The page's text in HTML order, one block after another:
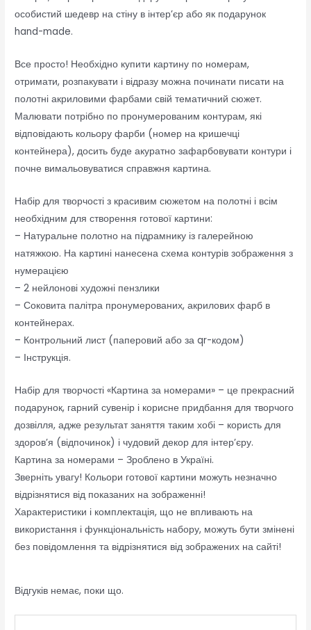
особистий шедевр на стіну в інтер’єр або як подарунок
hand-made.
Все просто! Необхідно купити картину по номерам,
отримати, розпакувати і відразу можна починати писати на
полотні акриловими фарбами свій тематичний сюжет.
Малювати потрібно по пронумерованим контурам, які
відповідають кольору фарби (номер на кришечці
контейнера), досить буде акуратно зафарбовувати контури і
почне вимальовуватися справжня картина.
Набір для творчості з красивим сюжетом на полотні і всім
необхідним для створення готової картини:
– Натуральне полотно на підрамнику із галерейною
натяжкою. На картині нанесена схема контурів зображення з
нумерацією
– 2 нейлонові художні пензлики
– Соковита палітра пронумерованих, акрилових фарб в
контейнерах.
– Контрольний лист (паперовий або за qr-кодом)
– Інструкція.
Набір для творчості «Картина за номерами» – це прекрасний
подарунок, гарний сувенір і корисне придбання для творчого
дозвілля, адже результат заняття таким хобі – користь для
здоров’я (відпочинок) і чудовий декор для інтер’єру.
Картина за номерами – Зроблено в Україні.
Зверніть увагу! Кольори готової картини можуть незначно
відрізнятися від показаних на зображенні!
Характеристики і комплектація, що не впливають на
використання і функціональність набору, можуть бути змінені
без повідомлення та відрізнятися від зображених на сайті!
Відгуків немає, поки що.